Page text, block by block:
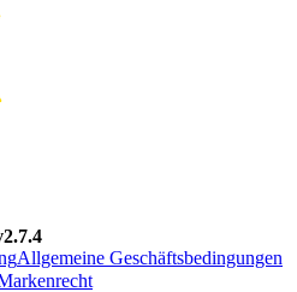
2.7.4
Allgemeine Geschäftsbedingungen